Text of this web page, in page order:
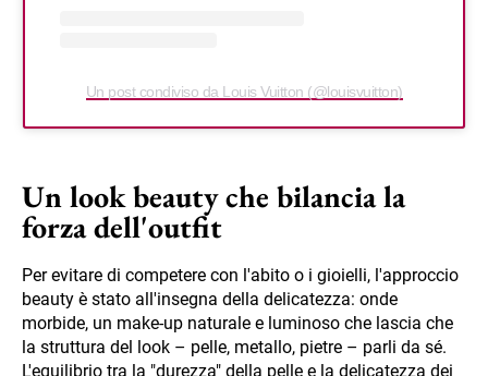
Un post condiviso da Louis Vuitton (@louisvuitton)
Un look beauty che bilancia la
forza dell'outfit
Per evitare di competere con l'abito o i gioielli, l'approccio
beauty è stato all'insegna della delicatezza: onde
morbide, un make-up naturale e luminoso che lascia che
la struttura del look – pelle, metallo, pietre – parli da sé.
L'equilibrio tra la "durezza" della pelle e la delicatezza dei